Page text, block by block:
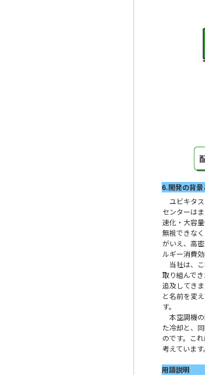
6.開発の背景
ユビキタス
センターは
速化・大容
無視できな
がいえ、高
ルギー消費
当社は、こ
取り組んで
追及してき
と名前を変
す。
本空調機の
た冷却と、
のです。こ
考えています。
用語説明